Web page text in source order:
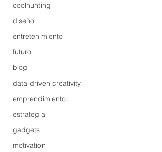
coolhunting
diseño
entretenimiento
futuro
blog
data-driven creativity
emprendimiento
estrategia
gadgets
motivation